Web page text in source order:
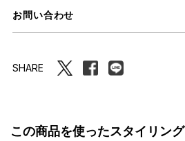
お問い合わせ
SHARE
この商品を使ったスタイリング